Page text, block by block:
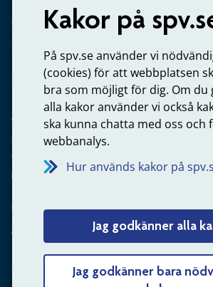
Kakor på
På spv.se använder vi
(cookies) för att webbplatsen
bra som möjligt för dig. Om du
alla kakor använder vi också
ska kunna chatta med oss och
webbanalys.
Hur används kakor på
Jag godkänner alla
Jag godkänner bara
Kontakta oss
Arbetsgivare
Frågor om administration av
anställning
060-18 75 03
Kontakta oss
Arbetsgivare – skicka mejl till